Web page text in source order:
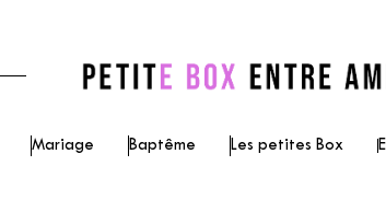
Mariage Baptême Les petites Box